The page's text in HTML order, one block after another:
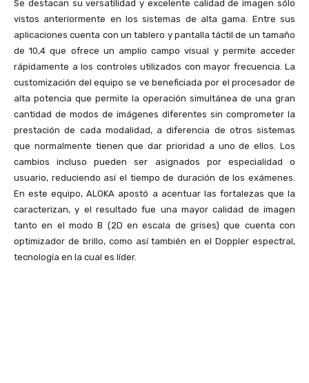
Se destacan su versatilidad y excelente calidad de imagen sólo
vistos anteriormente en los sistemas de alta gama. Entre sus
aplicaciones cuenta con un tablero y pantalla táctil de un tamaño
de 10,4 que ofrece un amplio campo visual y permite acceder
rápidamente a los controles utilizados con mayor frecuencia. La
customización del equipo se ve beneficiada por el procesador de
alta potencia que permite la operación simultánea de una gran
cantidad de modos de imágenes diferentes sin comprometer la
prestación de cada modalidad, a diferencia de otros sistemas
que normalmente tienen que dar prioridad a uno de ellos. Los
cambios incluso pueden ser asignados por especialidad o
usuario, reduciendo así el tiempo de duración de los exámenes.
En este equipo, ALOKA apostó a acentuar las fortalezas que la
caracterizan, y el resultado fue una mayor calidad de imagen
tanto en el modo B (2D en escala de grises) que cuenta con
optimizador de brillo, como así también en el Doppler espectral,
tecnología en la cual es líder.